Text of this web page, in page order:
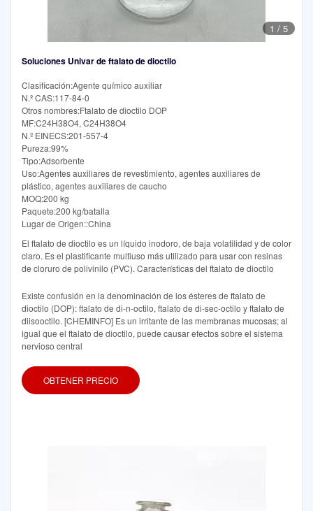
1 / 5
Soluciones Univar de ftalato de dioctilo
Clasificación:Agente químico auxiliar
N.º CAS:117-84-0
Otros nombres:Ftalato de dioctilo DOP
MF:C24H38O4, C24H38O4
N.º EINECS:201-557-4
Pureza:99%
Tipo:Adsorbente
Uso:Agentes auxiliares de revestimiento, agentes auxiliares de
plástico, agentes auxiliares de caucho
MOQ:200 kg
Paquete:200 kg/batalla
Lugar de Origen::China
El ftalato de dioctilo es un líquido inodoro, de baja volatilidad y de color
claro. Es el plastificante multiuso más utilizado para usar con resinas
de cloruro de polivinilo (PVC). Características del ftalato de dioctilo
Existe confusión en la denominación de los ésteres de ftalato de
dioctilo (DOP): ftalato de di-n-octilo, ftalato de di-sec-octilo y ftalato de
diisooctilo. [CHEMINFO] Es un irritante de las membranas mucosas; al
igual que el ftalato de dioctilo, puede causar efectos sobre el sistema
nervioso central
OBTENER PRECIO